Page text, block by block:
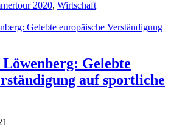
2020, Wirtschaft
Gelebte
auf sportliche